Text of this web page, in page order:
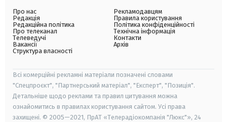
Про нас
Редакція
Редакційна політика
Про телеканал
Телеведучі
Вакансії
Структура власності
Рекламодавцям
Правила користування
Політика конфіденційності
Технічна інформація
Контакти
Архів
Всі комерційні рекламні матеріали позначені словами
"Спецпроєкт", "Партнерський матеріал", "Експерт", "Позиція".
Детальніше щодо реклами та правил цитування можна
ознайомитись в правилах користування сайтом. Усі права
захищені. © 2005—2021, ПрАТ «Телерадіокомпанія "Люкс"», 24